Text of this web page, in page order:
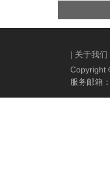
| 关于我们
Copyright
服务邮箱：